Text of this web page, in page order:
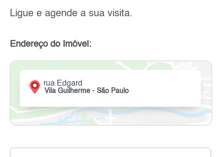
Ligue e agende a sua visita.
Endereço do Imóvel:
rua Edgard
Vila Guilherme - São Paulo